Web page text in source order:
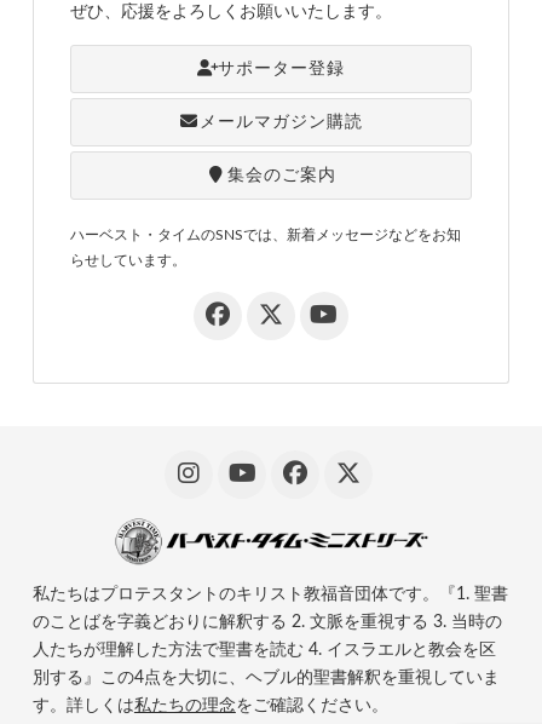
ぜひ、応援をよろしくお願いいたします。
サポーター登録
メールマガジン購読
集会のご案内
ハーベスト・タイムのSNSでは、新着メッセージなどをお知
らせしています。
私たちはプロテスタントのキリスト教福音団体です。『1. 聖書
のことばを字義どおりに解釈する 2. 文脈を重視する 3. 当時の
人たちが理解した方法で聖書を読む 4. イスラエルと教会を区
別する』この4点を大切に、ヘブル的聖書解釈を重視していま
す。詳しくは私たちの理念をご確認ください。